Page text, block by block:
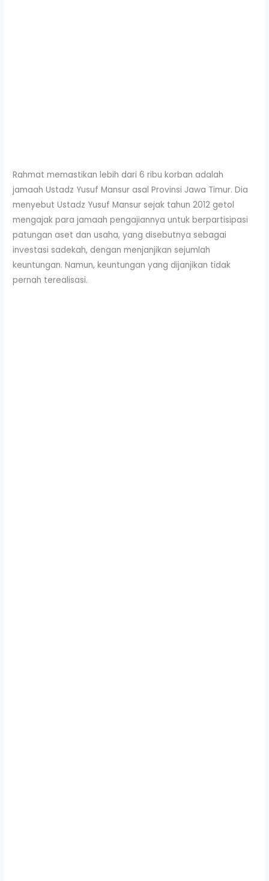
Rahmat memastikan lebih dari 6 ribu korban adalah
jamaah Ustadz Yusuf Mansur asal Provinsi Jawa Timur. Dia
menyebut Ustadz Yusuf Mansur sejak tahun 2012 getol
mengajak para jamaah pengajiannya untuk berpartisipasi
patungan aset dan usaha, yang disebutnya sebagai
investasi sadekah, dengan menjanjikan sejumlah
keuntungan. Namun, keuntungan yang dijanjikan tidak
pernah terealisasi.